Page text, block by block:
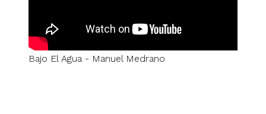
Bajo El Agua - Manuel Medrano